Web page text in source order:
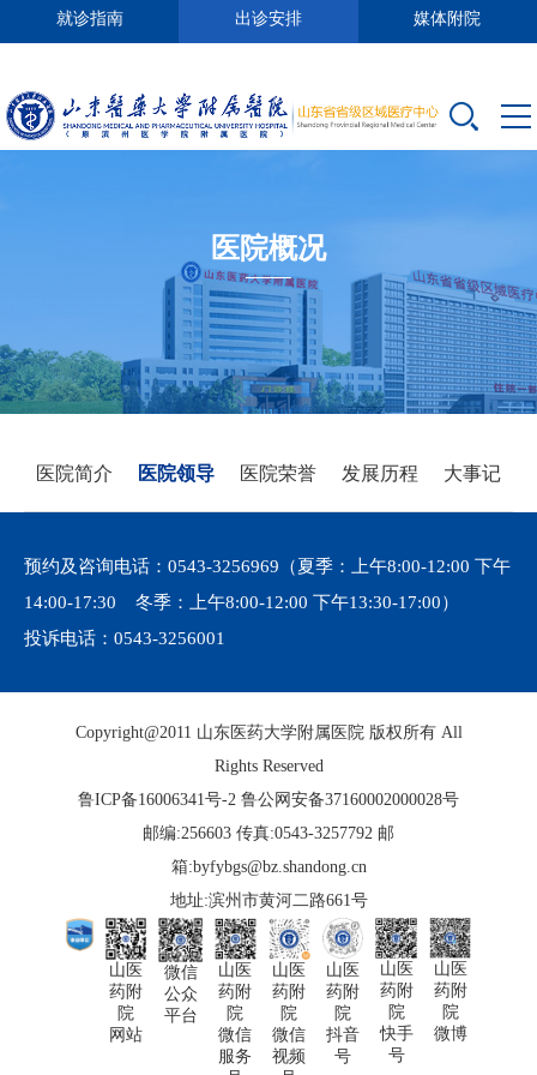
就诊指南 出诊安排 媒体附院
医院概况
医院简介 医院领导 医院荣誉 发展历程 大事记
预约及咨询电话： 0543-3256969 （夏季：上午8:00-12:00 下午
14:00-17:30 冬季：上午8:00-12:00 下午13:30-17:00）
投诉电话： 0543-3256001
Copyright@2011 山东医药大学附属医院 版权所有 All
Rights Reserved
鲁ICP备16006341号-2 鲁公网安备37160002000028号
邮编:256603 传真:0543-3257792 邮
箱:byfybgs@bz.shandong.cn
地址:滨州市黄河二路661号
山医
药附
院
网站
微信
公众
平台
山医
药附
院
微信
服务
山医
药附
院
微信
视频
山医
药附
院
抖音
号
山医
药附
院
快手
号
山医
药附
院
微博